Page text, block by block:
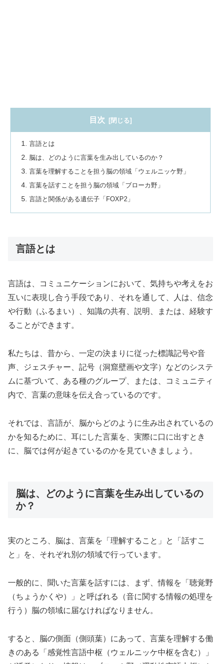
目次
言語とは
脳は、どのように言葉を生み出しているのか？
言葉を理解することを担う脳の領域「ウェルニッケ野」
言葉を話すことを担う脳の領域「ブローカ野」
言語と関係がある遺伝子「FOXP2」
言語とは
言語は、コミュニケーションにおいて、気持ちや考えをお
互いに表現し合う手段であり、それを通して、人は、信念
や行動（ふるまい）、知識の共有、説明、または、経験す
ることができます。
私たちは、昔から、一定の決まりに従った標識記号や音
声、ジェスチャー、記号（洞窟壁画や文字）などのシステ
ムに基づいて、ある種のグループ、または、コミュニティ
内で、言葉の意味を伝え合っているのです。
それでは、言語が、脳からどのように生み出されているの
かを知るために、耳にした言葉を、実際に口に出すとき
に、脳では何が起きているのかを見ていきましょう。
脳は、どのように言葉を生み出しているの
か？
実のところ、脳は、言葉を「理解すること」と「話すこ
と」を、それぞれ別の領域で行っています。
一般的に、聞いた言葉を話すには、まず、情報を「聴覚野
（ちょうかくや）」と呼ばれる（音に関する情報の処理を
行う）脳の領域に届なければなりません。
すると、脳の側面（側頭葉）にあって、言葉を理解する働
きのある「感覚性言語中枢（ウェルニッケ中枢を含む）」